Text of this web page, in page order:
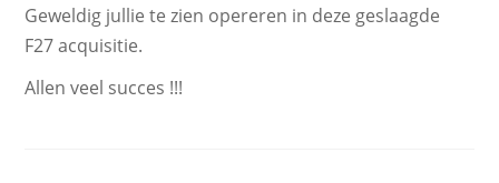
Geweldig jullie te zien opereren in deze geslaagde
F27 acquisitie.
Allen veel succes !!!